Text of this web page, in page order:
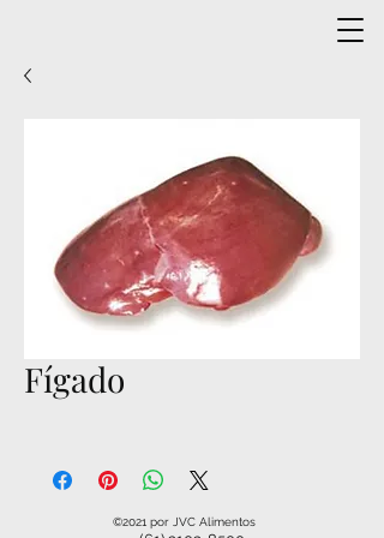
Fígado
©2021 por JVC Alimentos